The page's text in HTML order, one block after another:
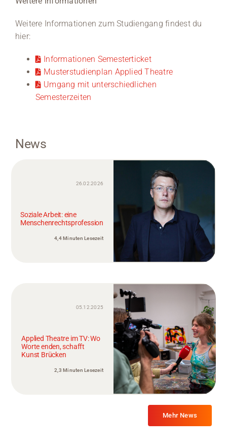
Weitere Informationen zum Studiengang findest du
hier:
Informationen Semesterticket
Musterstudienplan Applied Theatre
Umgang mit unterschiedlichen
Semesterzeiten
News
26.02.2026
Soziale Arbeit: eine
Menschenrechtsprofession
4,4 Minuten Lesezeit
05.12.2025
Applied Theatre im TV: Wo
Worte enden, schafft
Kunst Brücken
2,3 Minuten Lesezeit
Mehr News